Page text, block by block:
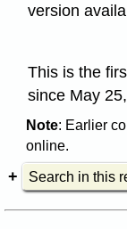
version
This is the
since May
Note: Earlier
online.
Search in this